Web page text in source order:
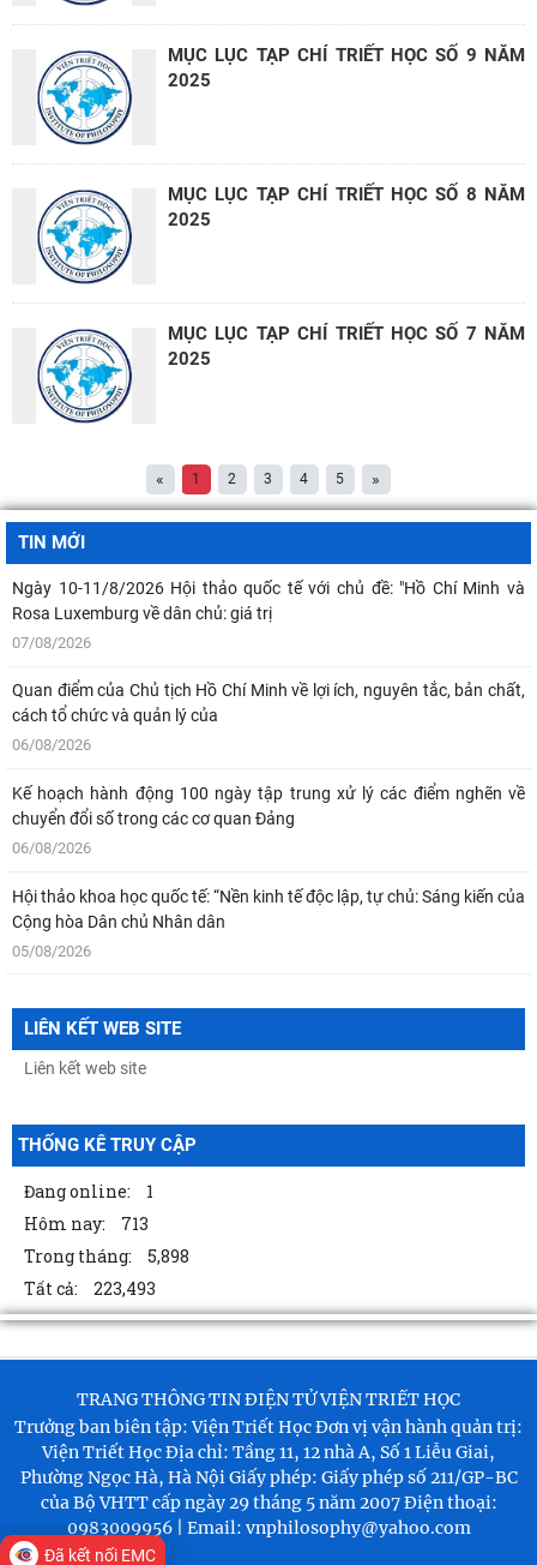
MỤC LỤC TẠP CHÍ TRIẾT HỌC SỐ 9 NĂM
2025
MỤC LỤC TẠP CHÍ TRIẾT HỌC SỐ 8 NĂM
2025
MỤC LỤC TẠP CHÍ TRIẾT HỌC SỐ 7 NĂM
2025
« 1 2 3 4 5 »
TIN MỚI
Ngày 10-11/8/2026 Hội thảo quốc tế với chủ đề: "Hồ Chí Minh và
Rosa Luxemburg về dân chủ: giá trị
07/08/2026
Quan điểm của Chủ tịch Hồ Chí Minh về lợi ích, nguyên tắc, bản chất,
cách tổ chức và quản lý của
06/08/2026
Kế hoạch hành động 100 ngày tập trung xử lý các điểm nghẽn về
chuyển đổi số trong các cơ quan Đảng
06/08/2026
Hội thảo khoa học quốc tế: “Nền kinh tế độc lập, tự chủ: Sáng kiến của
Cộng hòa Dân chủ Nhân dân
05/08/2026
Viện Khoa học Kinh tế và Xã hội
04/08/2026
thống - Vững bước tương lai"
04/08/2026
Thông báo Kết luận của đồng chí Tổng Bí thư, Chủ tịch nước Tô Lâm
tại Phiên họp Ban Chỉ đạo Trung
04/08/2026
Khai mạc trưng bày “Kết nối truyền thống, vững bước tương lai”
TỪ QUAN NIỆM CỦA C.MÁC VỀ CÔNG BẰNG PHÂN PHỐI ĐẾN
NGUYÊN TẮC PHÂN PHỐI TRONG NỀN KINH TẾ THỊ TRƯỜNG
03/08/2026
MỐI QUAN HỆ GIỮA DÂN CHỦ VÀ CHỦ NGHĨA XÃ HỘI – QUAN ĐIỂM
CỦA C.MÁC VÀ SỰ VẬN DỤNG Ở VIỆT NAM THỜI
03/08/2026
LIÊN KẾT WEB SITE
THỐNG KÊ TRUY CẬP
Đang online:
1
Hôm nay:
713
Trong tháng:
5,898
Tất cả:
223,493
TRANG THÔNG TIN ĐIỆN TỬ VIỆN TRIẾT HỌC
Trưởng ban biên tập: Viện Triết HọcĐơn vị vận hành quản trị:
Viện Triết HọcĐịa chỉ: Tầng 11, 12 nhà A, Số 1 Liễu Giai,
Phường Ngọc Hà, Hà NộiGiấy phép: Giấy phép số 211/GP-BC
của Bộ VHTT cấp ngày 29 tháng 5 năm 2007Điện thoại:
0983009956 | Email: vnphilosophy@yahoo.com
Đã kết nối EMC